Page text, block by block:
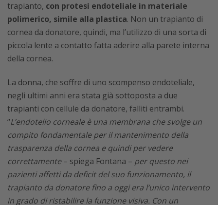
trapianto, con protesi endoteliale in materiale
polimerico, simile alla plastica. Non un trapianto di
cornea da donatore, quindi, ma l’utilizzo di una sorta di
piccola lente a contatto fatta aderire alla parete interna
della cornea.
La donna, che soffre di uno scompenso endoteliale,
negli ultimi anni era stata già sottoposta a due
trapianti con cellule da donatore, falliti entrambi.
“L’endotelio corneale è una membrana che svolge un
compito fondamentale per il mantenimento della
trasparenza della cornea e quindi per vedere
correttamente– spiega Fontana – per questo nei
pazienti affetti da deficit del suo funzionamento, il
trapianto da donatore fino a oggi era l’unico intervento
in grado di ristabilire la funzione visiva. Con un